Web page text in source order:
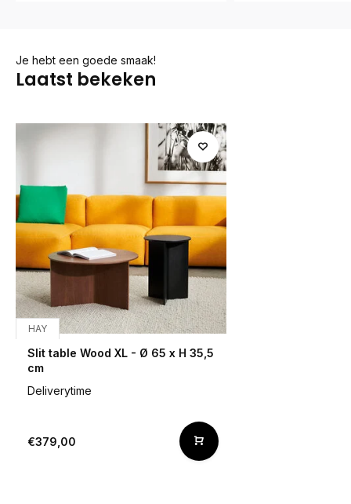
Je hebt een goede smaak!
Laatst bekeken
HAY
Slit table Wood XL - Ø 65 x H 35,5
cm
Deliverytime
€379,00